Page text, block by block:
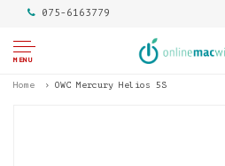
075-6163779
MENU
Home OWC Mercury Helios 5S